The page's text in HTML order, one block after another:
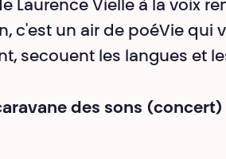
Laurence Vielle à la voix
c'est un air de poéVie qui
secouent les langues et
des sons (concert)